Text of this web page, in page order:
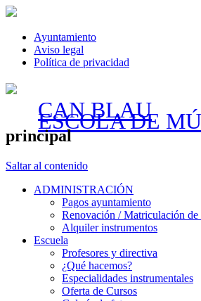
Ayuntamiento
Aviso legal
Política de privacidad
CAN BLAU
ESCOLA DE
principal
Saltar al contenido
ADMINISTRACIÓN
Pagos ayuntamiento
Renovación / Matriculación de
Alquiler instrumentos
Escuela
Profesores y directiva
¿Qué hacemos?
Especialidades instrumentales
Oferta de Cursos